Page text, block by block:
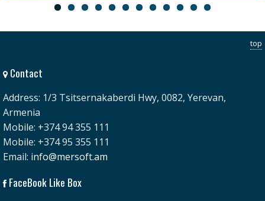
HRM
top
Contact
Address: 1/3 Tsitsernakaberdi Hwy, 0082, Yerevan,
Armenia
Mobile: +374 94 355 111
Mobile: +374 95 355 111
Email: info@mersoft.am
FaceBook Like Box